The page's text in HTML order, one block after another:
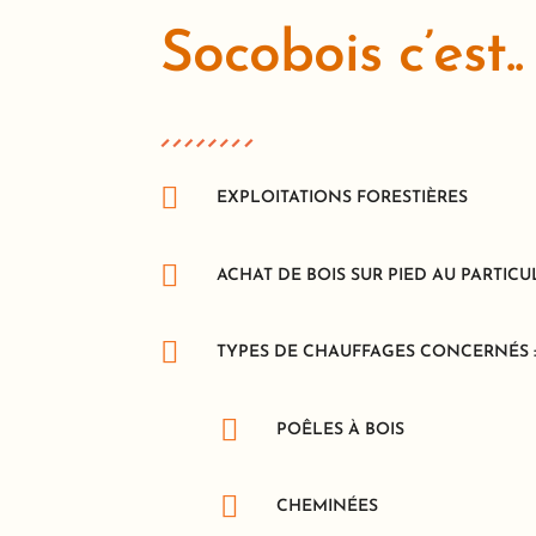
Socobois c’est..
 EXPLOITATIONS FORESTIÈRES
 ACHAT DE BOIS SUR PIED AU
 TYPES DE CHAUFFAGES CONCERNÉS :
 POÊLES À BOIS
 CHEMINÉES